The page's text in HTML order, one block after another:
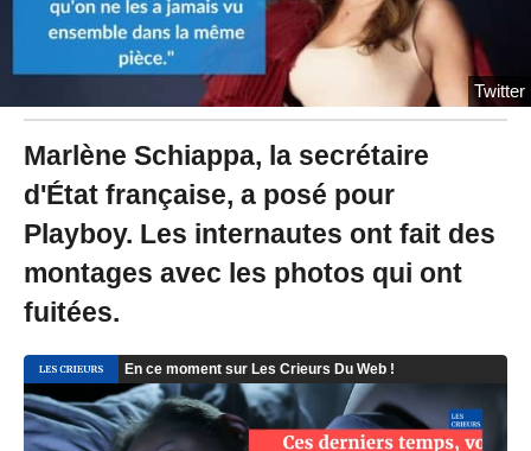
1
5
3
-
M
i
s
j
u
1
4
/
0
Twitter
Marlène Schiappa, la secrétaire
d'État française, a posé pour
Playboy. Les internautes ont fait des
montages avec les photos qui ont
fuitées.